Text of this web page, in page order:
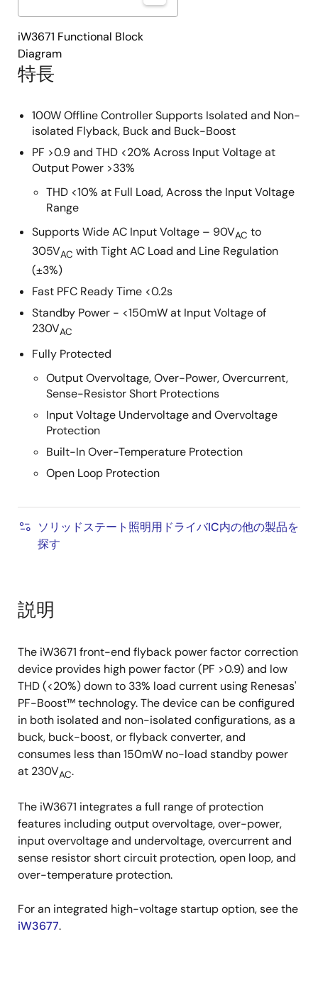
特長
100W Offline Controller Supports Isolated and Non-
isolated Flyback, Buck and Buck-Boost
PF >0.9 and THD <20% Across Input Voltage at
Output Power >33%
THD <10% at Full Load, Across the Input Voltage
Range
Supports Wide AC Input Voltage – 90VAC to
305VAC with Tight AC Load and Line Regulation
(±3%)
Fast PFC Ready Time <0.2s
Standby Power - <150mW at Input Voltage of
230VAC
Fully Protected
Output Overvoltage, Over-Power, Overcurrent,
Sense-Resistor Short Protections
Input Voltage Undervoltage and Overvoltage
Protection
Built-In Over-Temperature Protection
Open Loop Protection
ソリッドステート照明用ドライバIC内の他の製品を
探す
iW3671 Functional Block
Diagram
説明
The iW3671 front-end flyback power factor correction
device provides high power factor (PF >0.9) and low
THD (<20%) down to 33% load current using Renesas'
PF-Boost™ technology. The device can be configured
in both isolated and non-isolated configurations, as a
buck, buck-boost, or flyback converter, and
consumes less than 150mW no-load standby power
at 230VAC.
The iW3671 integrates a full range of protection
features including output overvoltage, over-power,
input overvoltage and undervoltage, overcurrent and
sense resistor short circuit protection, open loop, and
over-temperature protection.
For an integrated high-voltage startup option, see the
iW3677.